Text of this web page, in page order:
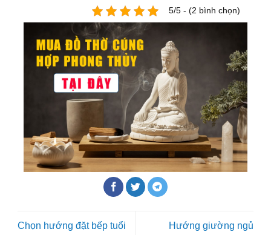
5/5 - (2 bình chọn)
Chọn hướng đặt bếp tuổi
Hướng giường ngủ